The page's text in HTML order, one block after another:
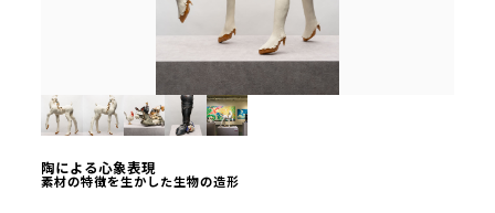
陶による心象表現
素材の特徴を生かした生物の造形